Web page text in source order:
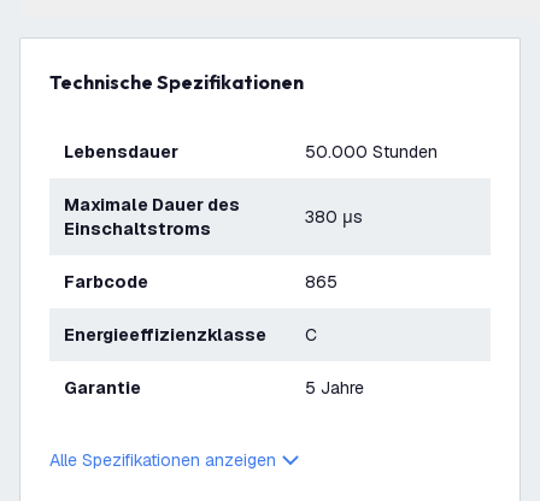
Technische Spezifikationen
Lebensdauer 50.000 Stunden
Maximale Dauer des
Einschaltstroms
380 μs
Farbcode 865
Energieeffizienzklasse C
Garantie 5 Jahre
Alle Spezifikationen anzeigen